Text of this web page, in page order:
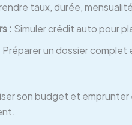
taux, durée,
: Simuler crédit auto pour
Préparer un dossier complet
son budget et